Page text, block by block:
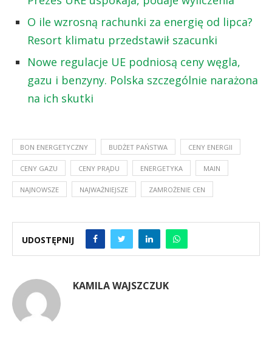
O ile wzrosną rachunki za energię od lipca?
Resort klimatu przedstawił szacunki
Nowe regulacje UE podniosą ceny węgla,
gazu i benzyny. Polska szczególnie narażona
na ich skutki
BON ENERGETYCZNY BUDŻET PAŃSTWA CENY ENERGII
CENY GAZU CENY PRĄDU ENERGETYKA MAIN
NAJNOWSZE NAJWAŻNIEJSZE ZAMROŻENIE CEN
UDOSTĘPNIJ
KAMILA WAJSZCZUK